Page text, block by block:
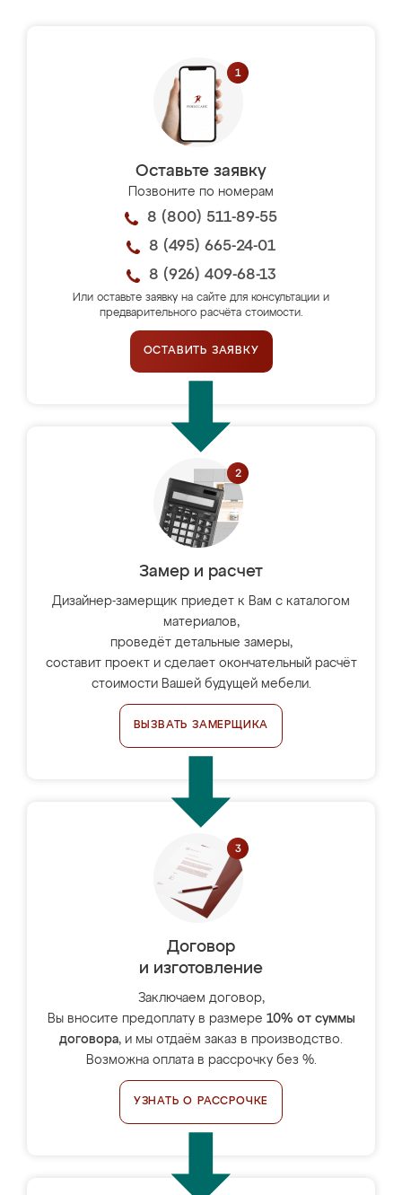
Оставьте заявку
Позвоните по номерам
8 (800) 511-89-55
8 (495) 665-24-01
8 (926) 409-68-13
Или оставьте заявку на сайте для консультации и
предварительного расчёта стоимости.
ОСТАВИТЬ ЗАЯВКУ
Замер и расчет
Дизайнер-замерщик приедет к Вам с каталогом
материалов,
проведёт детальные замеры,
составит проект и сделает окончательный расчёт
стоимости Вашей будущей мебели.
ВЫЗВАТЬ ЗАМЕРЩИКА
Договор
и изготовление
Заключаем договор,
Вы вносите предоплату в размере 10% от суммы
договора, и мы отдаём заказ в производство.
Возможна оплата в рассрочку без %.
УЗНАТЬ О РАССРОЧКЕ